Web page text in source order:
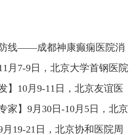
线——成都神康癫痫医院消
月7-9日，北京大学首钢医院
临成都会诊，破解癫痫疑难
】10月9-11日，北京友谊医
诊+治疗援助，破解癫痫难
家】9月30日-10月5日，北京
专家蓉城亲诊+癫痫大额救
月19-21日，北京协和医院周